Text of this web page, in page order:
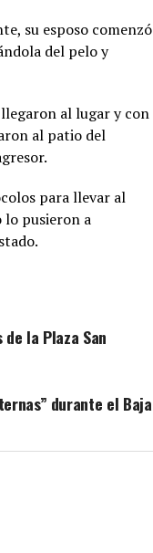
su esposo comenzó
del pelo y
al lugar y con
al patio del
para llevar al
lo pusieron a
la Plaza San
durante el Baja